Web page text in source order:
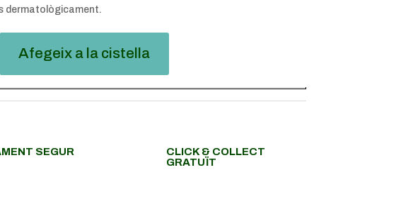
dermatològicament.
Afegeix a la cistella
SEGUR
CLICK & COLLECT
GRATUÏT